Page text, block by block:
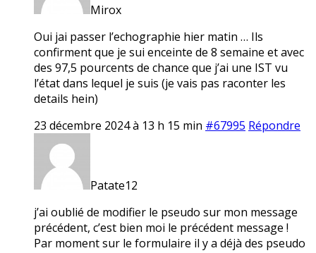
Mirox
Oui jai passer l’echographie hier matin … Ils
confirment que je sui enceinte de 8 semaine et avec
des 97,5 pourcents de chance que j’ai une IST vu
l’état dans lequel je suis (je vais pas raconter les
details hein)
23 décembre 2024 à 13 h 15 min #67995 Répondre
Patate12
j’ai oublié de modifier le pseudo sur mon message
précédent, c’est bien moi le précédent message !
Par moment sur le formulaire il y a déjà des pseudo